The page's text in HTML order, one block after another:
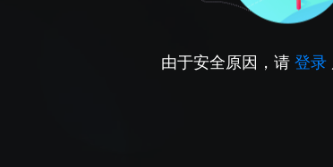
由于安全原因，请 登录